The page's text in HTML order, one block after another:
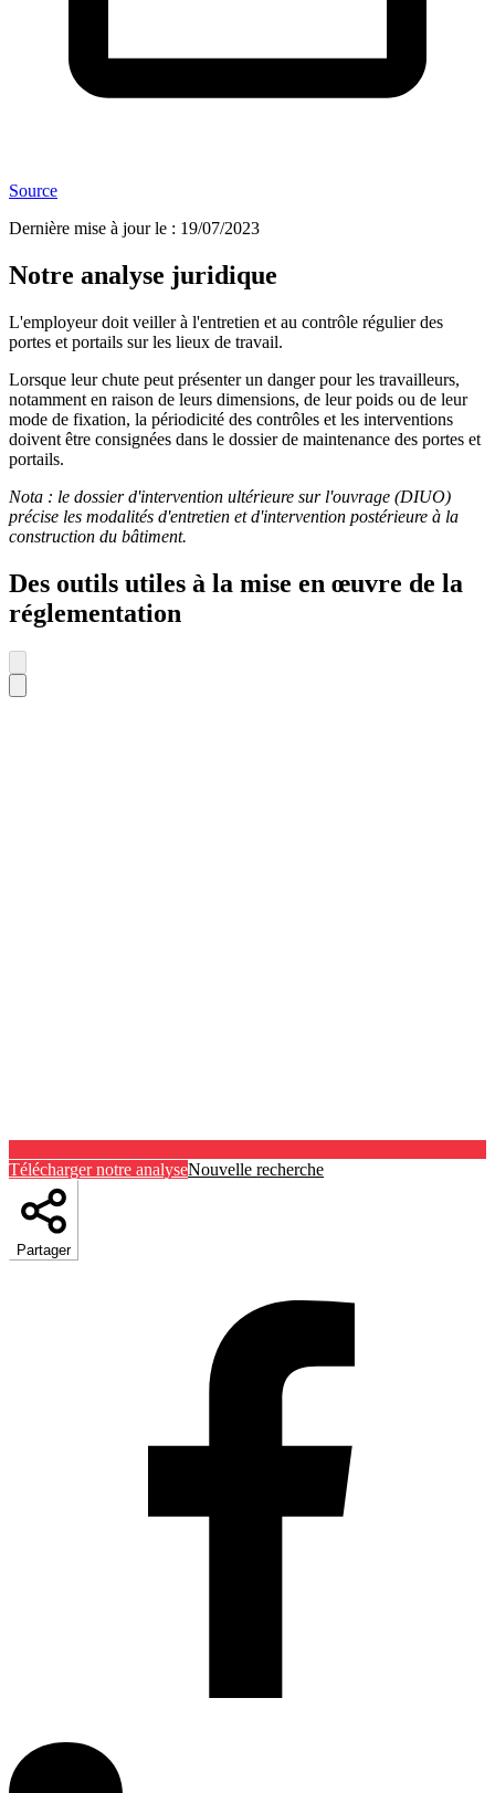
Source
Dernière mise à jour le : 19/07/2023
Notre analyse juridique
L'employeur doit veiller à l'entretien et au contrôle régulier des
portes et portails sur les lieux de travail.
Lorsque leur chute peut présenter un danger pour les travailleurs,
notamment en raison de leurs dimensions, de leur poids ou de leur
mode de fixation, la périodicité des contrôles et les interventions
doivent être consignées dans le dossier de maintenance des portes et
portails.
Nota : le dossier d'intervention ultérieure sur l'ouvrage (DIUO)
précise les modalités d'entretien et d'intervention postérieure à la
construction du bâtiment.
Des outils utiles à la mise en œuvre de la
réglementation
Télécharger notre analyseNouvelle recherche
Partager